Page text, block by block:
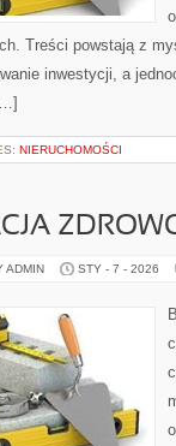
Treści powstają z
inwestycji, a
NIERUCHOMOŚCI
ADMIN STY - 7 - 2026